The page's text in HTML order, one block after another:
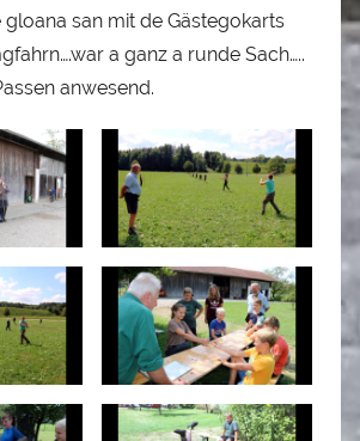
a
gloana san mit de Gästegokarts
a ganz a runde Sach…..
anwesend.